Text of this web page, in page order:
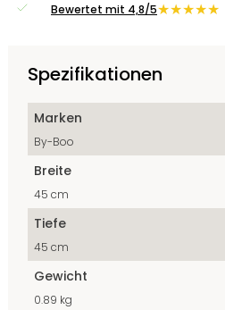
Bewertet mit 4,8/5★★★★★
Spezifikationen
Marken
By-Boo
Breite
45 cm
Tiefe
45 cm
Gewicht
0.89 kg